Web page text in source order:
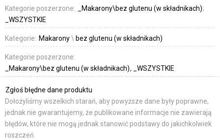
Kategorie poszerzone:
_Makarony\bez glutenu (w składnikach)
_WSZYSTKIE
Kategorie: Makarony\ bez glutenu (w składnikach)
Kategorie poszerzone:
_Makarony\bez glutenu (w składnikach)
_WSZYSTKIE
Zgłoś błędne dane produktu
Dołożyliśmy wszelkich starań, aby powyższe dane były poprawne,
jednak nie gwarantujemy, że publikowane informacje nie zawierają
błędów, które nie mogą jednak stanowić podstawy do jakichkolwiek
roszczeń.